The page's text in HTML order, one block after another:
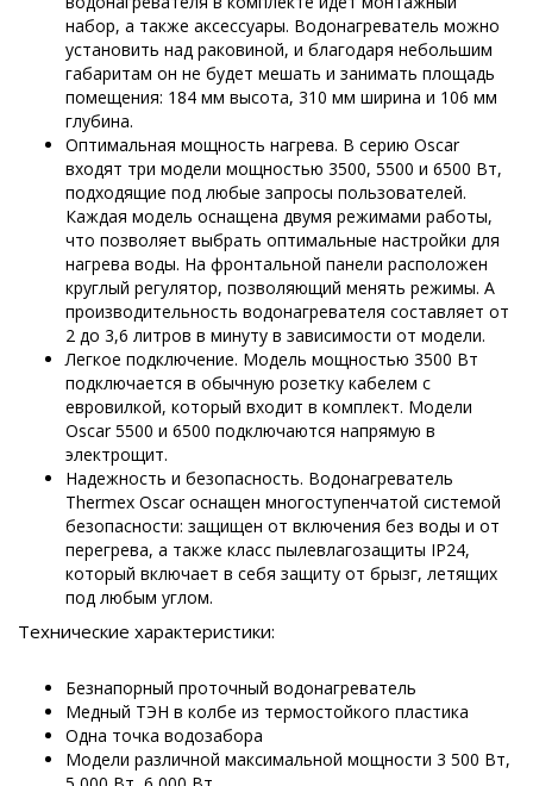
набор, а также аксессуары. Водонагреватель можно
установить над раковиной, и благодаря небольшим
габаритам он не будет мешать и занимать площадь
помещения: 184 мм высота, 310 мм ширина и 106 мм
глубина.
Оптимальная мощность нагрева. В серию Oscar
входят три модели мощностью 3500, 5500 и 6500 Вт,
подходящие под любые запросы пользователей.
Каждая модель оснащена двумя режимами работы,
что позволяет выбрать оптимальные настройки для
нагрева воды. На фронтальной панели расположен
круглый регулятор, позволяющий менять режимы. А
производительность водонагревателя составляет от
2 до 3,6 литров в минуту в зависимости от модели.
Легкое подключение. Модель мощностью 3500 Вт
подключается в обычную розетку кабелем с
евровилкой, который входит в комплект. Модели
Oscar 5500 и 6500 подключаются напрямую в
электрощит.
Надежность и безопасность. Водонагреватель
Thermex Oscar оснащен многоступенчатой системой
безопасности: защищен от включения без воды и от
перегрева, а также класс пылевлагозащиты IP24,
который включает в себя защиту от брызг, летящих
под любым углом.
Технические характеристики:
Безнапорный проточный водонагреватель
Медный ТЭН в колбе из термостойкого пластика
Одна точка водозабора
Модели различной максимальной мощности 3 500 Вт,